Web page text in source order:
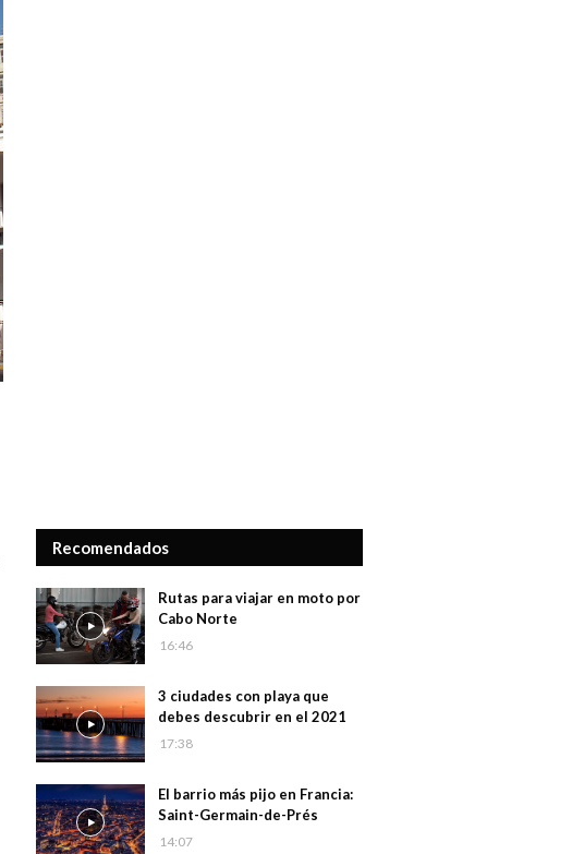
Recomendados
Rutas para viajar en moto por
Cabo Norte
16:46
3 ciudades con playa que
debes descubrir en el 2021
17:38
El barrio más pijo en Francia:
Saint-Germain-de-Prés
14:07